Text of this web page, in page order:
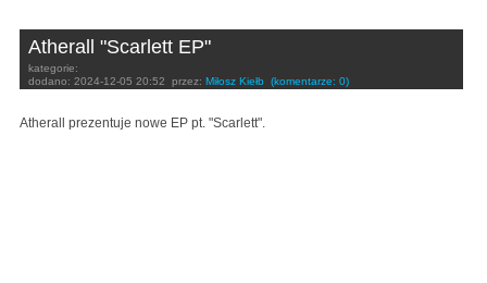
Atherall "Scarlett EP"
kategorie:
dodano: 2024-12-05 20:52 przez: Miłosz Kiełb (komentarze: 0)
Atherall prezentuje nowe EP pt. "Scarlett".